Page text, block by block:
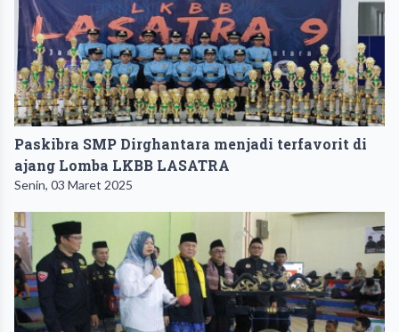
Paskibra SMP Dirghantara menjadi terfavorit di
ajang Lomba LKBB LASATRA
Senin, 03 Maret 2025